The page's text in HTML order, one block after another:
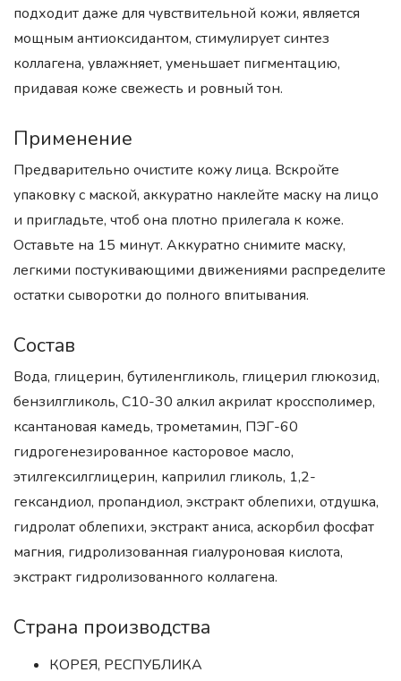
подходит даже для чувствительной кожи, является
мощным антиоксидантом, стимулирует синтез
коллагена, увлажняет, уменьшает пигментацию,
придавая коже свежесть и ровный тон.
Применение
Предварительно очистите кожу лица. Вскройте
упаковку с маской, аккуратно наклейте маску на лицо
и пригладьте, чтоб она плотно прилегала к коже.
Оставьте на 15 минут. Аккуратно снимите маску,
легкими постукивающими движениями распределите
остатки сыворотки до полного впитывания.
Состав
Вода, глицерин, бутиленгликоль, глицерил глюкозид,
бензилгликоль, С10-30 алкил акрилат кроссполимер,
ксантановая камедь, трометамин, ПЭГ-60
гидрогенезированное касторовое масло,
этилгексилглицерин, каприлил гликоль, 1,2-
гександиол, пропандиол, экстракт облепихи, отдушка,
гидролат облепихи, экстракт аниса, аскорбил фосфат
магния, гидролизованная гиалуроновая кислота,
экстракт гидролизованного коллагена.
Страна производства
КОРЕЯ, РЕСПУБЛИКА